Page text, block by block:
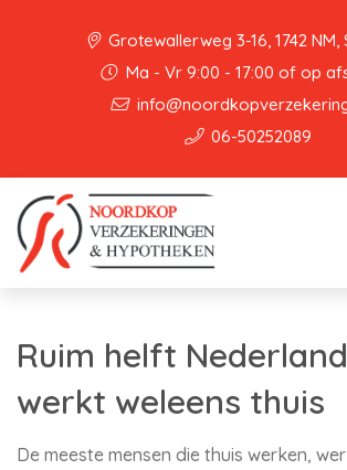
Grotewallerweg 3-16, 1742 NM,
Ma - Vr 9:00 - 17:00 of op
06-50252089
Ruim helft
werkt weleens thuis
De meeste mensen die thuis werken,